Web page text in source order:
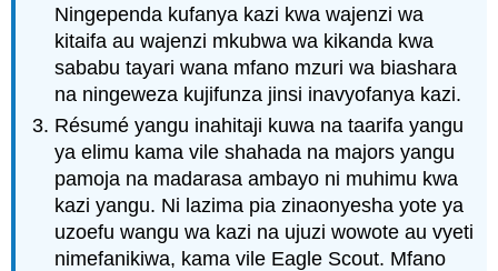
Ningependa kufanya kazi kwa wajenzi wa
kitaifa au wajenzi mkubwa wa kikanda kwa
sababu tayari wana mfano mzuri wa biashara
na ningeweza kujifunza jinsi inavyofanya kazi.
Résumé yangu inahitaji kuwa na taarifa yangu
ya elimu kama vile shahada na majors yangu
pamoja na madarasa ambayo ni muhimu kwa
kazi yangu. Ni lazima pia zinaonyesha yote ya
uzoefu wangu wa kazi na ujuzi wowote au vyeti
nimefanikiwa, kama vile Eagle Scout. Mfano